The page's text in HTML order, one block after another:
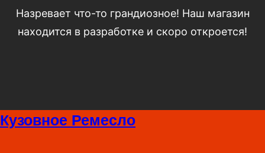
Назревает что-то грандиозное! Наш магазин
находится в разработке и скоро откроется!
Кузовное Ремесло